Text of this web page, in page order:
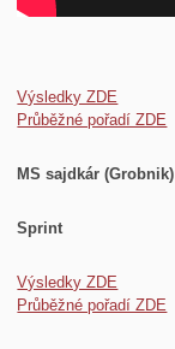
Výsledky ZDE
Průběžné pořadí ZDE
MS sajdkár (Grobnik)
Sprint
Výsledky ZDE
Průběžné pořadí ZDE